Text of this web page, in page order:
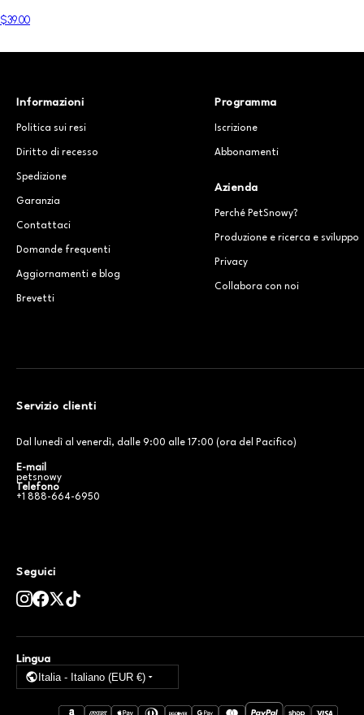
$39.00
Informazioni
Politica sui resi
Diritto di recesso
Spedizione
Garanzia
Contattaci
Domande frequenti
Aggiornamenti e blog
Brevetti
Programma
Iscrizione
Abbonamenti
Azienda
Perché PetSnowy?
Produzione e ricerca e sviluppo
Privacy
Collabora con noi
Servizio clienti
Dal lunedì al venerdì, dalle 9:00 alle 17:00 (ora del Pacifico)
E-mail
petsnowy
Telefono
+1 888-664-6950
Seguici
Lingua
Italia - Italiano (EUR €)